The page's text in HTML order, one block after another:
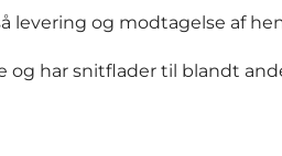
levering og modtagelse af
og har snitflader til blandt